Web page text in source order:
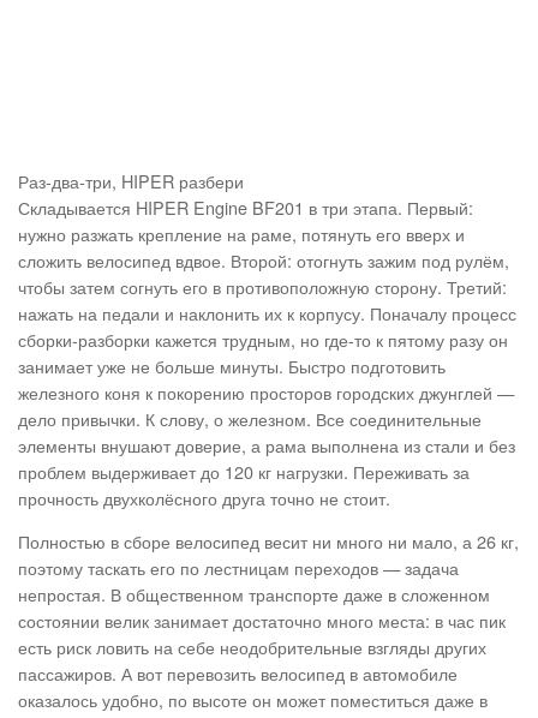
Раз-два-три, HIPER разбери
Складывается HIPER Engine BF201 в три этапа. Первый:
нужно разжать крепление на раме, потянуть его вверх и
сложить велосипед вдвое. Второй: отогнуть зажим под рулём,
чтобы затем согнуть его в противоположную сторону. Третий:
нажать на педали и наклонить их к корпусу. Поначалу процесс
сборки-разборки кажется трудным, но где-то к пятому разу он
занимает уже не больше минуты. Быстро подготовить
железного коня к покорению просторов городских джунглей —
дело привычки. К слову, о железном. Все соединительные
элементы внушают доверие, а рама выполнена из стали и без
проблем выдерживает до 120 кг нагрузки. Переживать за
прочность двухколёсного друга точно не стоит.
Полностью в сборе велосипед весит ни много ни мало, а 26 кг,
поэтому таскать его по лестницам переходов — задача
непростая. В общественном транспорте даже в сложенном
состоянии велик занимает достаточно много места: в час пик
есть риск ловить на себе неодобрительные взгляды других
пассажиров. А вот перевозить велосипед в автомобиле
оказалось удобно, по высоте он может поместиться даже в